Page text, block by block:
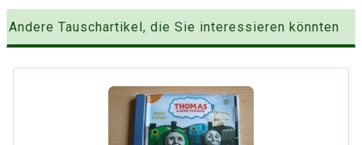
Andere Tauschartikel, die Sie interessieren könnten